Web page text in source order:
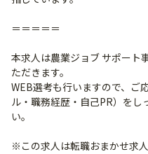
＝＝＝＝＝
本求人は農業ジョブ サポート
ただきます。
WEB選考も行いますので、ご
ル・職務経歴・自己PR）をし
い。
※この求人は転職おまかせ求人